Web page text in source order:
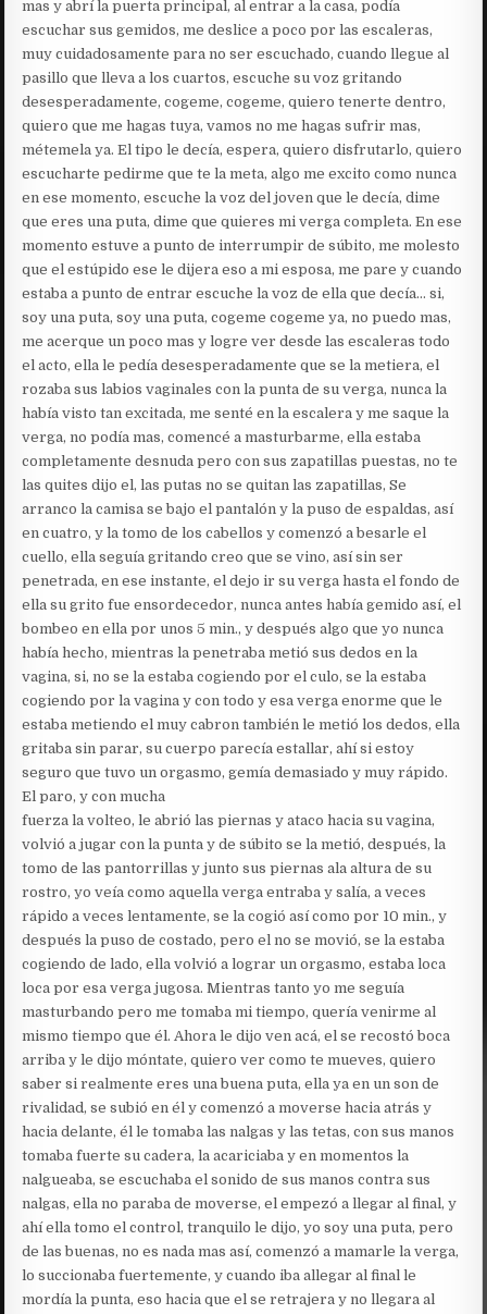
mas y abrí la puerta principal, al entrar a la casa, podía
escuchar sus gemidos, me deslice a poco por las escaleras,
muy cuidadosamente para no ser escuchado, cuando llegue al
pasillo que lleva a los cuartos, escuche su voz gritando
desesperadamente, cogeme, cogeme, quiero tenerte dentro,
quiero que me hagas tuya, vamos no me hagas sufrir mas,
métemela ya. El tipo le decía, espera, quiero disfrutarlo, quiero
escucharte pedirme que te la meta, algo me excito como nunca
en ese momento, escuche la voz del joven que le decía, dime
que eres una puta, dime que quieres mi verga completa. En ese
momento estuve a punto de interrumpir de súbito, me molesto
que el estúpido ese le dijera eso a mi esposa, me pare y cuando
estaba a punto de entrar escuche la voz de ella que decía… si,
soy una puta, soy una puta, cogeme cogeme ya, no puedo mas,
me acerque un poco mas y logre ver desde las escaleras todo
el acto, ella le pedía desesperadamente que se la metiera, el
rozaba sus labios vaginales con la punta de su verga, nunca la
había visto tan excitada, me senté en la escalera y me saque la
verga, no podía mas, comencé a masturbarme, ella estaba
completamente desnuda pero con sus zapatillas puestas, no te
las quites dijo el, las putas no se quitan las zapatillas, Se
arranco la camisa se bajo el pantalón y la puso de espaldas, así
en cuatro, y la tomo de los cabellos y comenzó a besarle el
cuello, ella seguía gritando creo que se vino, así sin ser
penetrada, en ese instante, el dejo ir su verga hasta el fondo de
ella su grito fue ensordecedor, nunca antes había gemido así, el
bombeo en ella por unos 5 min., y después algo que yo nunca
había hecho, mientras la penetraba metió sus dedos en la
vagina, si, no se la estaba cogiendo por el culo, se la estaba
cogiendo por la vagina y con todo y esa verga enorme que le
estaba metiendo el muy cabron también le metió los dedos, ella
gritaba sin parar, su cuerpo parecía estallar, ahí si estoy
seguro que tuvo un orgasmo, gemía demasiado y muy rápido.
El paro, y con mucha
fuerza la volteo, le abrió las piernas y ataco hacia su vagina,
volvió a jugar con la punta y de súbito se la metió, después, la
tomo de las pantorrillas y junto sus piernas ala altura de su
rostro, yo veía como aquella verga entraba y salía, a veces
rápido a veces lentamente, se la cogió así como por 10 min., y
después la puso de costado, pero el no se movió, se la estaba
cogiendo de lado, ella volvió a lograr un orgasmo, estaba loca
loca por esa verga jugosa. Mientras tanto yo me seguía
masturbando pero me tomaba mi tiempo, quería venirme al
mismo tiempo que él. Ahora le dijo ven acá, el se recostó boca
arriba y le dijo móntate, quiero ver como te mueves, quiero
saber si realmente eres una buena puta, ella ya en un son de
rivalidad, se subió en él y comenzó a moverse hacia atrás y
hacia delante, él le tomaba las nalgas y las tetas, con sus manos
tomaba fuerte su cadera, la acariciaba y en momentos la
nalgueaba, se escuchaba el sonido de sus manos contra sus
nalgas, ella no paraba de moverse, el empezó a llegar al final, y
ahí ella tomo el control, tranquilo le dijo, yo soy una puta, pero
de las buenas, no es nada mas así, comenzó a mamarle la verga,
lo succionaba fuertemente, y cuando iba allegar al final le
mordía la punta, eso hacia que el se retrajera y no llegara al